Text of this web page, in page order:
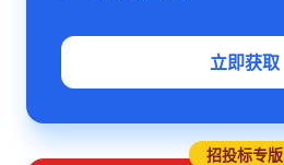
立即获取
招投标专版